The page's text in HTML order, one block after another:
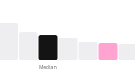
Median